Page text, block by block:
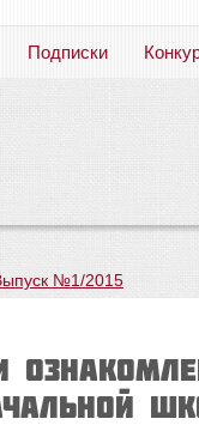
Подписки
№1/2015